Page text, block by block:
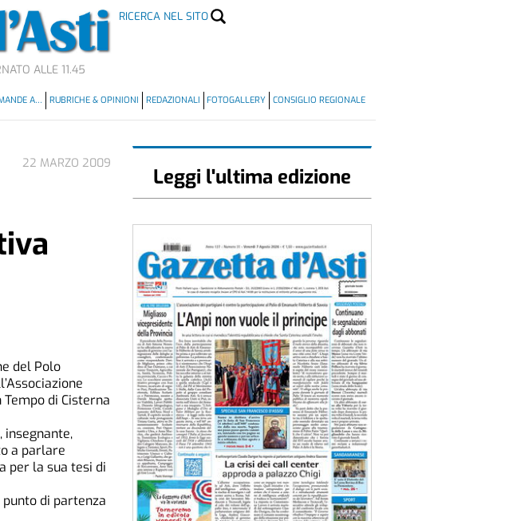
RICERCA NEL SITO
ALLE 11.45
A… RUBRICHE & OPINIONI REDAZIONALI FOTOGALLERY CONSIGLIO REGIONALE
22 MARZO 2009
del Polo
di Cisterna
a parlare
per la sua tesi di
di partenza
Leggi l'ultima edizione